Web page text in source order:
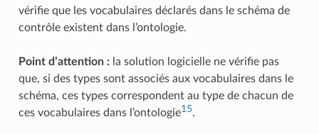
vérifie que les vocabulaires déclarés dans le schéma de
contrôle existent dans l’ontologie.
Point d’attention :la solution logicielle ne vérifie pas
que, si des types sont associés aux vocabulaires dans le
schéma, ces types correspondent au type de chacun de
ces vocabulaires dans l’ontologie15.